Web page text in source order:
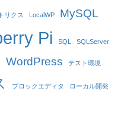
リクス LocalWP MySQL
Pi SQL SQLServer
WordPress テスト環境
ブロックエディタ ローカル開発